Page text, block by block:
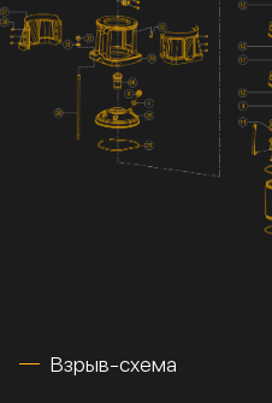
Взрыв-схема